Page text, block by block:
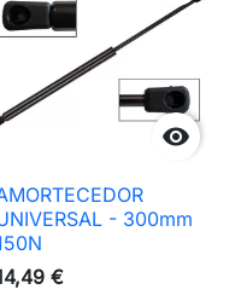

- 300mm
€